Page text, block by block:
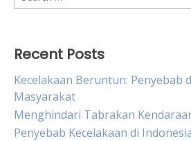
for:
Recent Posts
Kecelakaan Beruntun: Penyebab
Masyarakat
Menghindari Tabrakan
Penyebab Kecelakaan di